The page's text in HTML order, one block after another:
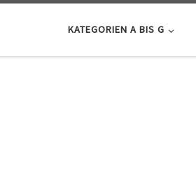
KATEGORIEN A BIS G